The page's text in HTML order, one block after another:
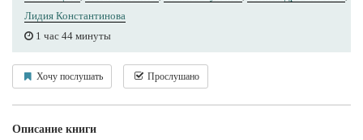
Лидия Константинова
1 час 44 минуты
Хочу послушать Прослушано
Описание книги